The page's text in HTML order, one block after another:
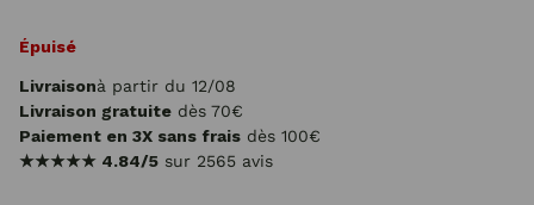
Épuisé
Livraisonà partir du 12/08
Livraison gratuite dès 70€
Paiement en 3X sans frais dès 100€
★★★★★ 4.84/5 sur 2565 avis